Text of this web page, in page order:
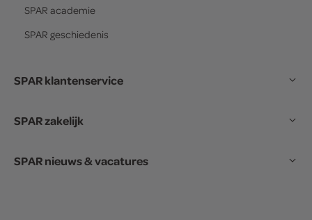
SPAR academie
SPAR geschiedenis
SPAR klantenservice
SPAR zakelijk
SPAR nieuws & vacatures